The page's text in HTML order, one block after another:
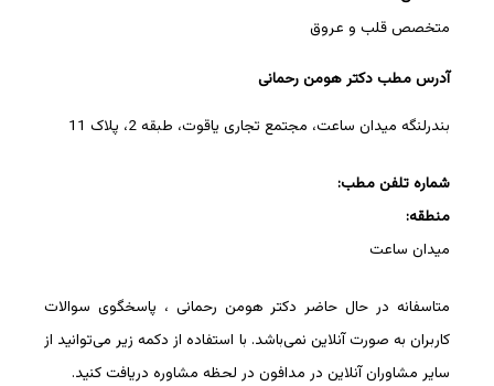
متخصص قلب و عروق
آدرس مطب دکتر هومن رحمانی
بندرلنگه میدان ساعت، مجتمع تجاری یاقوت، طبقه 2، پلاک 11
شماره تلفن مطب:
منطقه:
میدان ساعت
متاسفانه در حال حاضر دکتر هومن رحمانی ، پاسخگوی سوالات
کاربران به صورت آنلاین نمی‌باشد. با استفاده از دکمه زیر می‌توانید از
سایر مشاوران آنلاین در مدافون در لحظه مشاوره دریافت کنید.